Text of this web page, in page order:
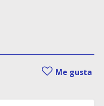
Me gusta